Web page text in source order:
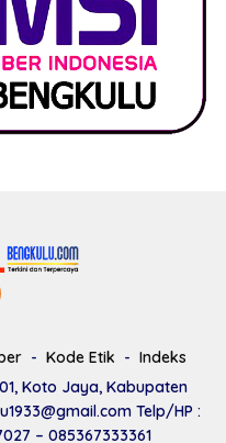
Kode Etik
Indeks
Koto Jaya, Kabupaten
Telp/HP :
– 085367333361